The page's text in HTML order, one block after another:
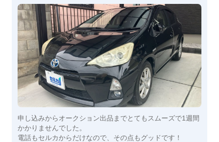
申し込みからオークション出品までとてもスムーズで1週間
かかりませんでした。
電話もセルカからだけなので、その点もグッドです！